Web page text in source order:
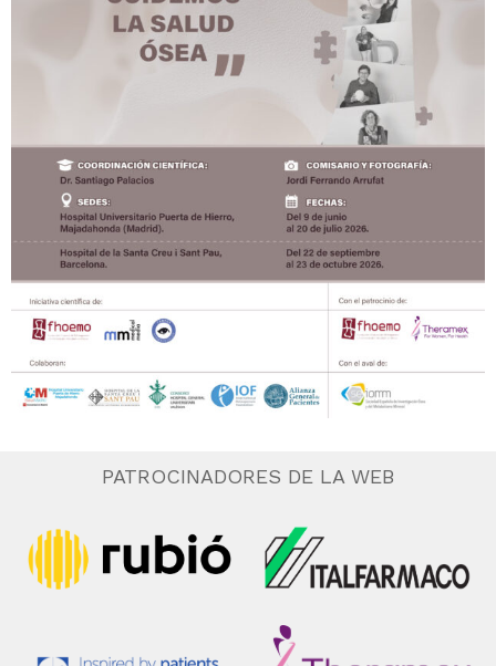
PATROCINADORES DE LA WEB